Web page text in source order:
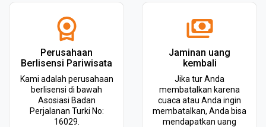
Perusahaan
Berlisensi Pariwisata
Kami adalah perusahaan
berlisensi di bawah
Asosiasi Badan
Perjalanan Turki No:
16029.
Jaminan uang
kembali
Jika tur Anda
membatalkan karena
cuaca atau Anda ingin
membatalkan, Anda bisa
mendapatkan uang